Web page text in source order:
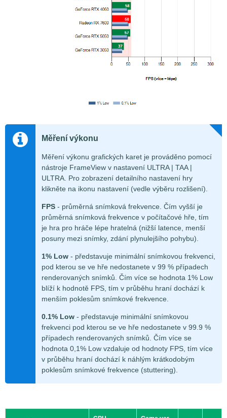
Měření výkonu
Měření výkonu grafických karet je prováděno pomocí
nástroje FrameView v nastavení ULTRA | TAA |
ULTRA. Pro zobrazení detailního nastavení hry
klikněte na ikonu nastavení (vedle výběru rozlišení).
FPS - průměrná snímková frekvence. Čím vyšší je
průměrná snímková frekvence v počítačové hře, tím
je hra pro hráče lépe hratelná (nižší latence, menší
posuny mezi snímky, zdání plynulejšího pohybu).
1% Low - představuje minimální snímkovou frekvenci,
pod kterou se ve hře nedostanete v 99 % případech
renderovaných snímků. Čím více se hodnota 1% Low
blíží k hodnotě FPS, tím v průběhu hraní dochází k
menším poklesům snímkové frekvence.
0.1% Low - představuje minimální snímkovou
frekvenci pod kterou se ve hře nedostanete v 99.9 %
případech renderovaných snímků. Čím více se
hodnota 0,1% Low vzdaluje od hodnoty FPS, tím více
v průběhu hraní dochází k náhlým krátkodobým
poklesům snímkové frekvence (stuttering).